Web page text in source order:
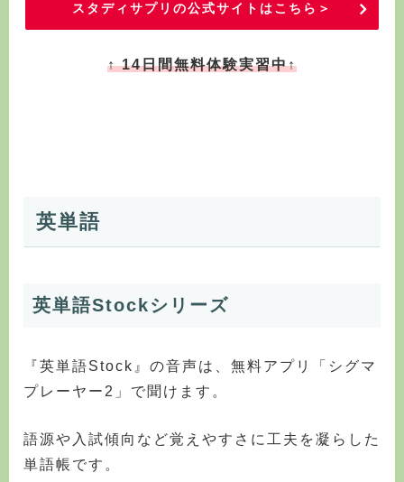
スタディサプリの公式サイトはこちら＞
↑ 14日間無料体験実習中↑
英単語
英単語Stockシリーズ
『英単語Stock』の音声は、無料アプリ「シグマ
プレーヤー2」で聞けます。
語源や入試傾向など覚えやすさに工夫を凝らした
単語帳です。